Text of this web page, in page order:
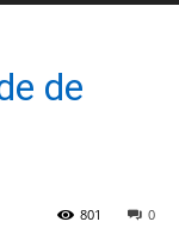
de
0
801